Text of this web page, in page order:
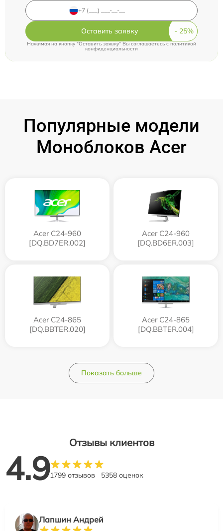
Оставить заявку
Нажимая на кнопку "Оставить заявку" Вы соглашаетесь cполитикой
конфиденциальности
Популярные модели
Моноблоков Acer
Acer C24-960
[DQ.BD7ER.002]
Acer C24-960
[DQ.BD6ER.003]
Acer C24-865
[DQ.BBTER.020]
Acer C24-865
[DQ.BBTER.004]
Показать больше
Отзывы клиентов
4.91799 отзывов 5358 оценок
Лапшин Андрей